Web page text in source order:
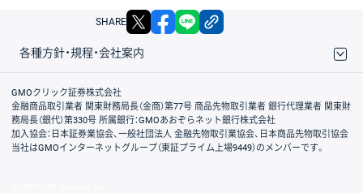
SHARE X facebook
各種方針・規程・会社案内
取引規程・約款
サイトマップ
その他のご案内
個人情報保護方針
最良執行方針
サイトのご利用について
ディスクレイマー
信託保全
リスク説明
会社案内
GMOクリック証券株式会社
金融商品取引業者 関東財務局長（金商）第77号 商品先物取引業者 銀行代理業者 関東財
務局長（銀代）第330号 所属銀行：GMOあおぞらネット銀行株式会社
加入協会：日本証券業協会、一般社団法人 金融先物取引業協会、日本商品先物取引協会
当社はGMOインターネットグループ（東証プライム上場9449）のメンバーです。